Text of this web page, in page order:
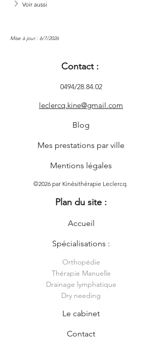
Voir aussi
Mise à jour : 6/7/2026
Contact :
0494/28.84.02
leclercq.kine@gmail.com
Blog
Mes prestations par ville
Mentions légales
©2026 par Kinésithérapie Leclercq.
Plan du site :
Accueil
Spécialisations :
Orthopédie
Thérapie Manuelle
Drainage lymphatique
Dry needing
Le cabinet
Contact